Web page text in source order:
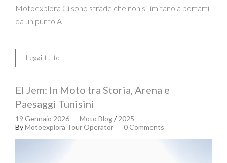
Motoexplora Ci sono strade che non si limitano a portarti
da un punto A
Leggi tutto
El Jem: In Moto tra Storia, Arena e
Paesaggi Tunisini
19 Gennaio 2026 Moto Blog/2025
ByMotoexplora Tour Operator 0 Comments